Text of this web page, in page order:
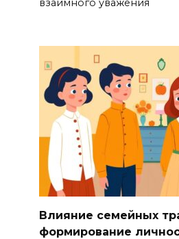
взаимного уважения
Влияние семейных
формирование